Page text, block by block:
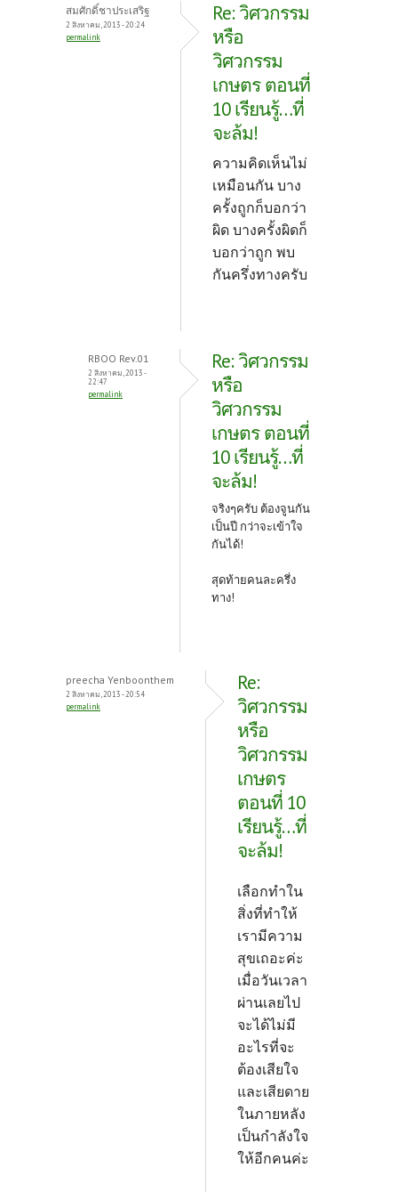
สมศักดิ์ชาประเสริฐ
2 สิงหาคม, 2013 - 20:24
permalink
Re: วิศวกรรม
หรือ
วิศวกรรม
เกษตร ตอนที่
10 เรียนรู้…ที่
จะล้ม!
ความคิดเห็นไม่
เหมือนกัน บาง
ครั้งถูกก็บอกว่า
ผิด บางครั้งผิดก็
บอกว่าถูก พบ
กันครึ่งทางครับ
RBOO Rev.01
2 สิงหาคม, 2013 -
22:47
permalink
Re: วิศวกรรม
หรือ
วิศวกรรม
เกษตร ตอนที่
10 เรียนรู้…ที่
จะล้ม!
จริงๆครับ ต้องจูนกัน
เป็นปี กว่าจะเข้าใจ
กันได้!
สุดท้ายคนละครึ่ง
ทาง!
preecha Yenboonthem
2 สิงหาคม, 2013 - 20:54
permalink
Re:
วิศวกรรม
หรือ
วิศวกรรม
เกษตร
ตอนที่ 10
เรียนรู้…ที่
จะล้ม!
เลือกทำใน
สิ่งที่ทำให้
เรามีความ
สุขเถอะค่ะ
เมื่อวันเวลา
ผ่านเลยไป
จะได้ไม่มี
อะไรที่จะ
ต้องเสียใจ
และเสียดาย
ในภายหลัง
เป็นกำลังใจ
ให้อีกคนค่ะ